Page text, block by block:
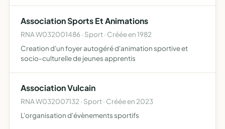
Association Sports Et Animations
RNA W032001486 · Sport · Créée en 1982
Creation d'un foyer autogéré d'animation sportive et
socio-culturelle de jeunes apprentis
Association Vulcain
RNA W032007132 · Sport · Créée en 2023
L'organisation d'évènements sportifs